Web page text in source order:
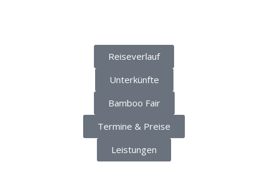
Reiseverlauf
Unterkünfte
Bamboo Fair
Termine & Preise
Leistungen